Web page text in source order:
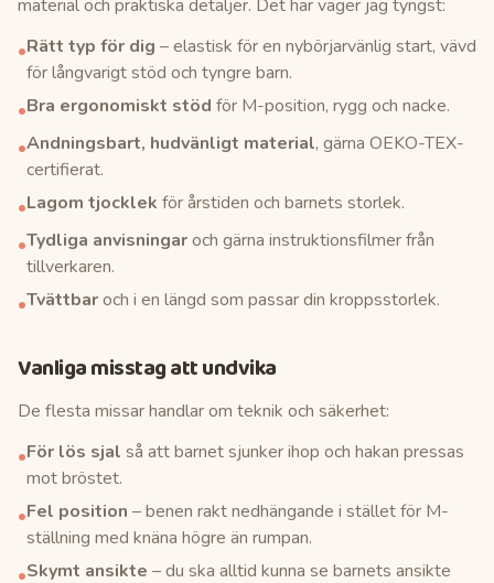
material och praktiska detaljer. Det här väger jag tyngst:
•Rätt typ för dig – elastisk för en nybörjarvänlig start, vävd
för långvarigt stöd och tyngre barn.
•Bra ergonomiskt stöd för M-position, rygg och nacke.
•Andningsbart, hudvänligt material, gärna OEKO-TEX-
certifierat.
•Lagom tjocklek för årstiden och barnets storlek.
•Tydliga anvisningaroch gärna instruktionsfilmer från
tillverkaren.
•Tvättbaroch i en längd som passar din kroppsstorlek.
Vanliga misstag att undvika
De flesta missar handlar om teknik och säkerhet:
•För lös sjal så att barnet sjunker ihop och hakan pressas
mot bröstet.
•Fel position – benen rakt nedhängande i stället för M-
ställning med knäna högre än rumpan.
•Skymt ansikte – du ska alltid kunna se barnets ansikte